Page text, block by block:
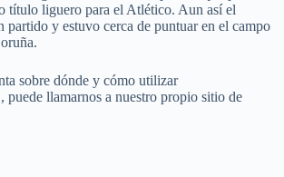
título liguero para el Atlético. Aun así el
partido y estuvo cerca de puntuar en el campo
sobre dónde y cómo utilizar
, puede llamarnos a nuestro propio sitio de